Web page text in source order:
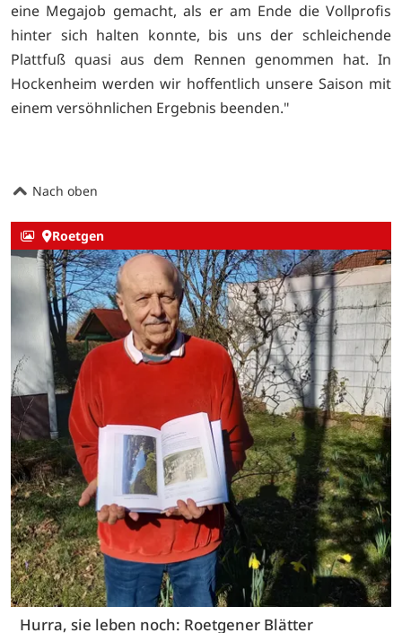
eine Megajob gemacht, als er am Ende die Vollprofis
hinter sich halten konnte, bis uns der schleichende
Plattfuß quasi aus dem Rennen genommen hat. In
Hockenheim werden wir hoffentlich unsere Saison mit
einem versöhnlichen Ergebnis beenden."
Nach oben
Roetgen
Hurra, sie leben noch: Roetgener Blätter